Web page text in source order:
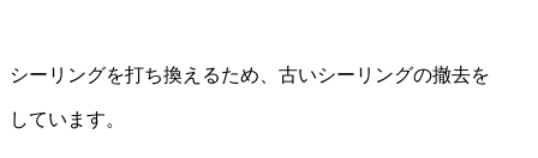
シーリングを打ち換えるため、古いシーリングの撤去を
しています。